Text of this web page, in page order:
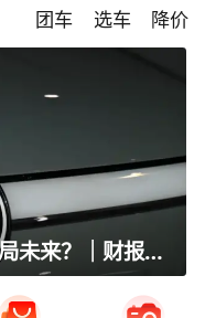
团车 选车 降价
利润腰斩之后，大众如何布局未来？｜财报全视角